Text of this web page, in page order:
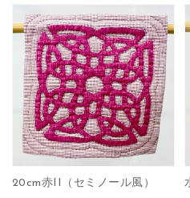
20cm赤II（セミノール風）